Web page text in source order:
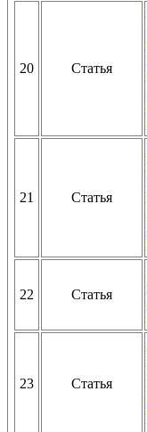
20 Статья
21 Статья
22 Статья
23 Статья